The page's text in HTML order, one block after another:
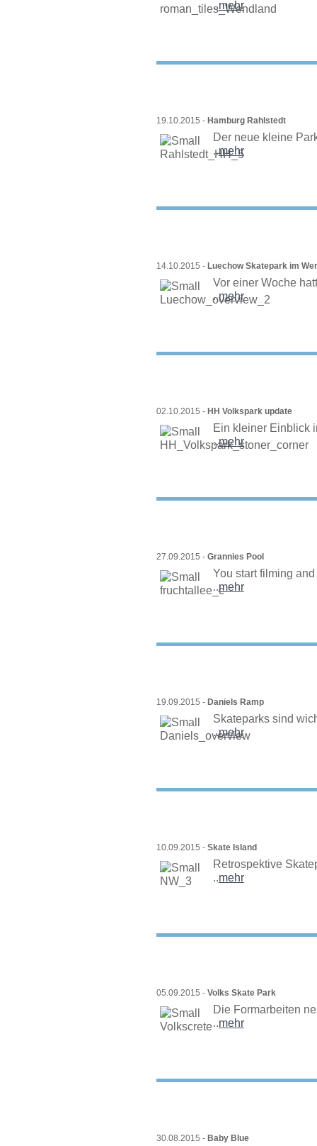
..mehr
19.10.2015 - Hamburg Rahlstedt
Der neue kleine
..mehr
14.10.2015 - Luechow Skatepark im
Vor einer Woche
..mehr
02.10.2015 - HH Volkspark update
Ein kleiner Einblick
..mehr
27.09.2015 - Grannies Pool
You start filming
..mehr
19.09.2015 - Daniels Ramp
Skateparks sind
..mehr
10.09.2015 - Skate Island
Retrospektive
..mehr
05.09.2015 - Volks Skate Park
Die Formarbeiten
..mehr
30.08.2015 - Baby Blue